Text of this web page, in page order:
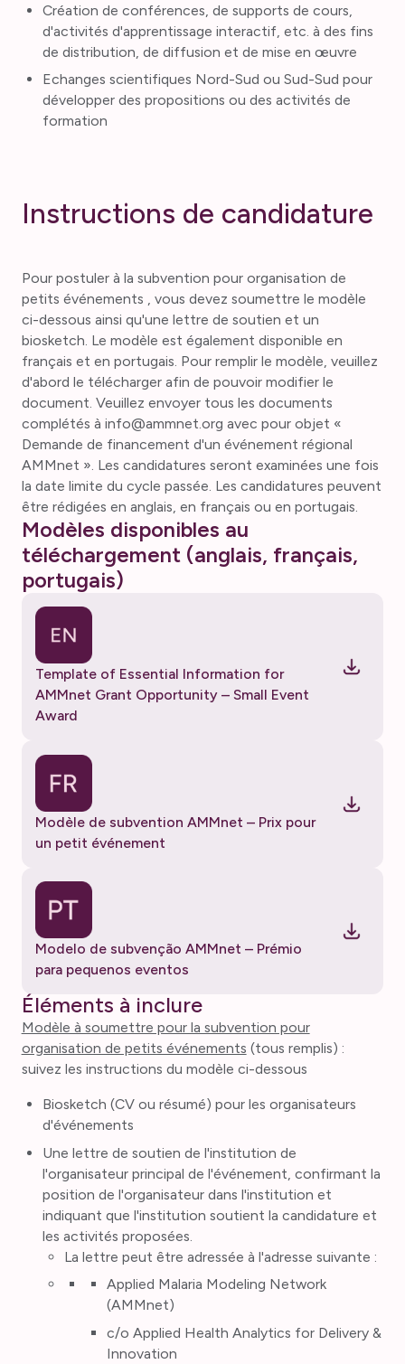
Création de conférences, de supports de cours,
d'activités d'apprentissage interactif, etc. à des fins
de distribution, de diffusion et de mise en œuvre
Echanges scientifiques Nord-Sud ou Sud-Sud pour
développer des propositions ou des activités de
formation
Instructions de candidature
Pour postuler à la subvention pour organisation de
petits événements , vous devez soumettre le modèle
ci-dessous ainsi qu'une lettre de soutien et un
biosketch. Le modèle est également disponible en
français et en portugais. Pour remplir le modèle, veuillez
d'abord le télécharger afin de pouvoir modifier le
document. Veuillez envoyer tous les documents
complétés à info@ammnet.org avec pour objet «
Demande de financement d'un événement régional
AMMnet ». Les candidatures seront examinées une fois
la date limite du cycle passée. Les candidatures peuvent
être rédigées en anglais, en français ou en portugais.
Modèles disponibles au
téléchargement (anglais, français,
portugais)
Template of Essential Information for
AMMnet Grant Opportunity – Small Event
Award
Modèle de subvention AMMnet – Prix pour
un petit événement
Modelo de subvenção AMMnet – Prémio
para pequenos eventos
Éléments à inclure
Modèle à soumettre pour la subvention pour
organisation de petits événements (tous remplis) :
suivez les instructions du modèle ci-dessous
Biosketch (CV ou résumé) pour les organisateurs
d'événements
Une lettre de soutien de l'institution de
l'organisateur principal de l'événement, confirmant la
position de l'organisateur dans l'institution et
indiquant que l'institution soutient la candidature et
les activités proposées.
La lettre peut être adressée à l'adresse suivante :
Applied Malaria Modeling Network
(AMMnet)
c/o Applied Health Analytics for Delivery &
Innovation